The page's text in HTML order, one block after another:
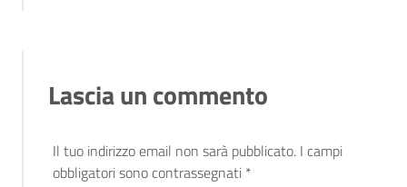
Lascia un commento
Il tuo indirizzo email non sarà pubblicato. I campi
obbligatori sono contrassegnati *